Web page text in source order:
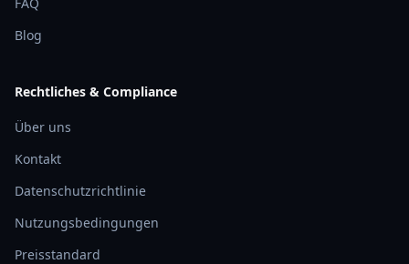
Blog
Rechtliches & Compliance
Über uns
Kontakt
Datenschutzrichtlinie
Nutzungsbedingungen
Preisstandard